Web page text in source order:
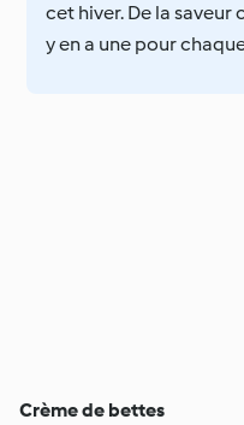
cet hiver. De la saveur
y en a une pour
Crème de bettes